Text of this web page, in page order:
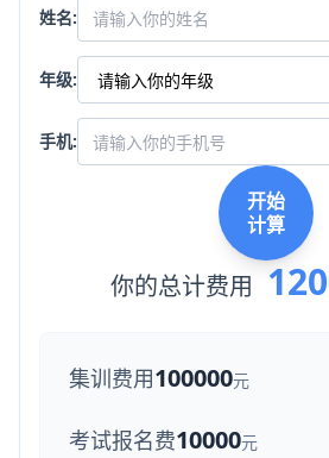
姓名:
年级:
手机:
开始
计算
你的总计费用
集训费用100000元
考试报名费10000元